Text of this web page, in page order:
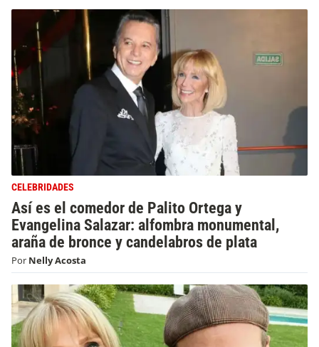
CELEBRIDADES
Así es el comedor de Palito Ortega y
Evangelina Salazar: alfombra monumental,
araña de bronce y candelabros de plata
Por Nelly Acosta